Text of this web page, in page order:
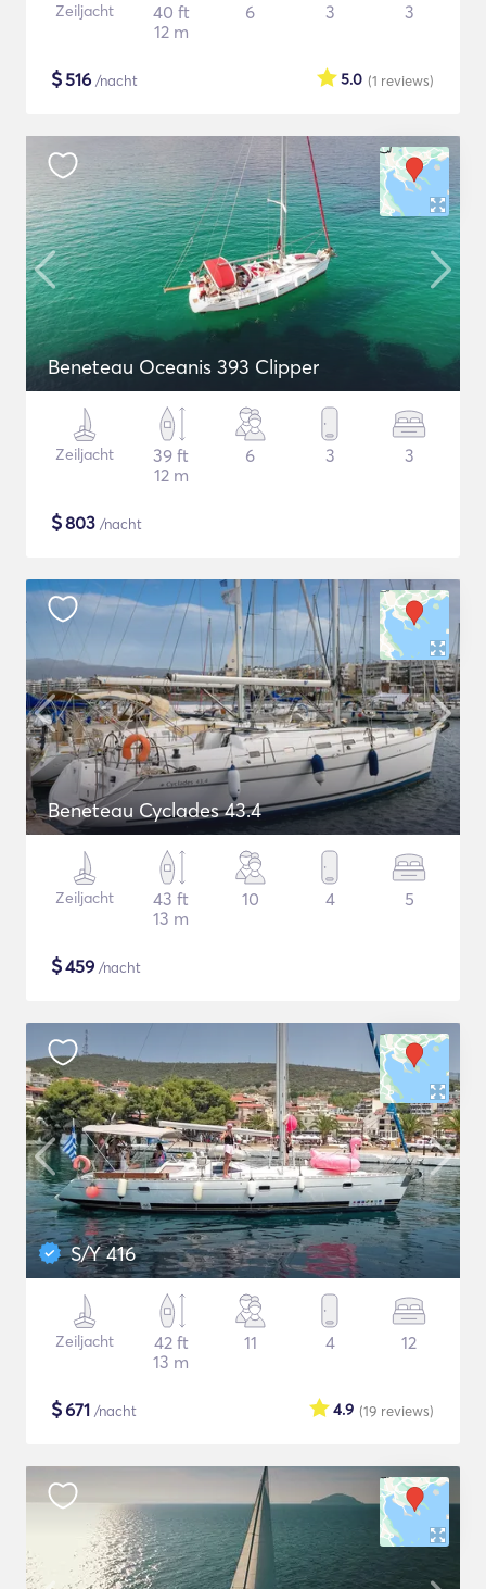
Zeiljacht
40 ft
12 m
6 3 3
$516 /nacht (1 reviews)
5.0
Beneteau Oceanis 393 Clipper
Zeiljacht
39 ft
12 m
6 3 3
$803 /nacht
Beneteau Cyclades 43.4
Zeiljacht
43 ft
13 m
10 4 5
$459 /nacht
S/Y 416
Zeiljacht
42 ft
13 m
11 4 12
$671 /nacht (19 reviews)
4.9